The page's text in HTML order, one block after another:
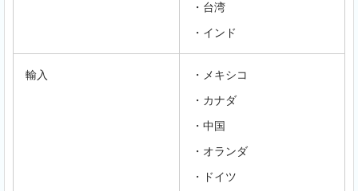
・台湾
・インド
輸入
・メキシコ
・カナダ
・中国
・オランダ
・ドイツ